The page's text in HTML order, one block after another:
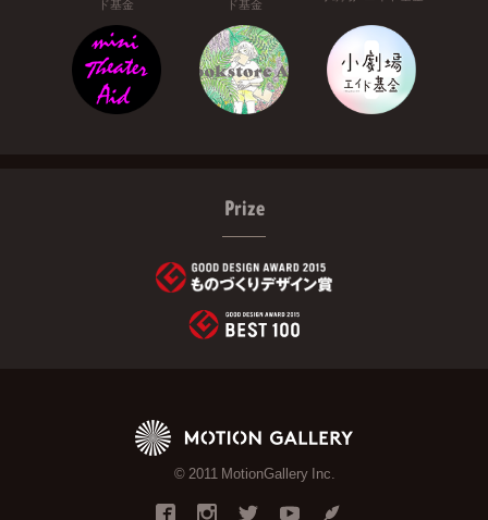
ド基金
ド基金
Prize
© 2011 MotionGallery Inc.